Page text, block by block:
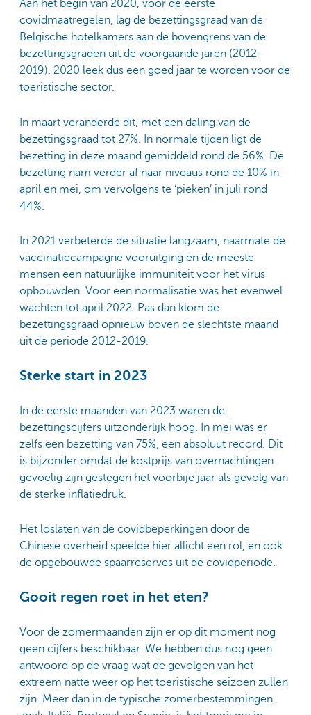
Aan het begin van 2020, voor de eerste
covidmaatregelen, lag de bezettingsgraad van de
Belgische hotelkamers aan de bovengrens van de
bezettingsgraden uit de voorgaande jaren (2012-
2019). 2020 leek dus een goed jaar te worden voor de
toeristische sector.
In maart veranderde dit, met een daling van de
bezettingsgraad tot 27%. In normale tijden ligt de
bezetting in deze maand gemiddeld rond de 56%. De
bezetting nam verder af naar niveaus rond de 10% in
april en mei, om vervolgens te ‘pieken’ in juli rond
44%.
In 2021 verbeterde de situatie langzaam, naarmate de
vaccinatiecampagne vooruitging en de meeste
mensen een natuurlijke immuniteit voor het virus
opbouwden. Voor een normalisatie was het evenwel
wachten tot april 2022. Pas dan klom de
bezettingsgraad opnieuw boven de slechtste maand
uit de periode 2012-2019.
Sterke start in 2023
In de eerste maanden van 2023 waren de
bezettingscijfers uitzonderlijk hoog. In mei was er
zelfs een bezetting van 75%, een absoluut record. Dit
is bijzonder omdat de kostprijs van overnachtingen
gevoelig zijn gestegen het voorbije jaar als gevolg van
de sterke inflatiedruk.
Het loslaten van de covidbeperkingen door de
Chinese overheid speelde hier allicht een rol, en ook
de opgebouwde spaarreserves uit de covidperiode.
Gooit regen roet in het eten?
Voor de zomermaanden zijn er op dit moment nog
geen cijfers beschikbaar. We hebben dus nog geen
antwoord op de vraag wat de gevolgen van het
extreem natte weer op het toeristische seizoen zullen
zijn. Meer dan in de typische zomerbestemmingen,